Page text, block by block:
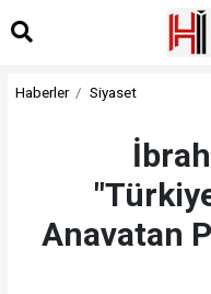
Haberler Siyaset
Anavatan